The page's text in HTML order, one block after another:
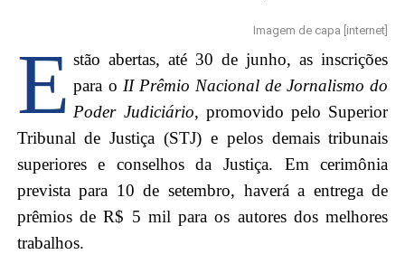
Neurotransmitter Modulation Research
It has been hypothesized that Oxytocin peptide might
contribute to neurotransmitter balance by supporting the
release and activity of key neurochemicals. Studies
suggest that its interactions with serotonergic and
dopaminergic systems may be relevant to cognitive
adaptability and emotional regulation. Furthermore,
investigations purport that the peptide may interact with
gamma-aminobutyric acid (GABA) pathways,
Imagem de capa [internet]
E stão abertas, até 30 de junho, as inscrições
para o II Prêmio Nacional de Jornalismo do
Poder Judiciário, promovido pelo Superior
Tribunal de Justiça (STJ) e pelos demais tribunais
superiores e conselhos da Justiça. Em cerimônia
prevista para 10 de setembro, haverá a entrega de
prêmios de R$ 5 mil para os autores dos melhores
trabalhos.